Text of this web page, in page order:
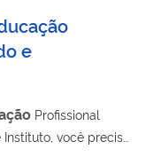
e
Profissional
você precisa